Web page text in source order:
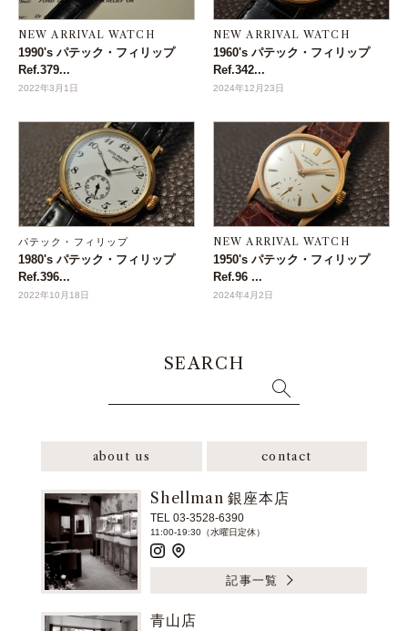
NEW ARRIVAL WATCH
1990's パテック・フィリップ
Ref.379...
2022年3月1日
NEW ARRIVAL WATCH
1960's パテック・フィリップ
Ref.342...
2024年12月23日
パテック・フィリップ
1980's パテック・フィリップ
Ref.396...
2022年10月18日
NEW ARRIVAL WATCH
1950's パテック・フィリップ
Ref.96 ...
2024年4月2日
SEARCH
about us contact
Shellman 銀座本店
TEL 03-3528-6390
11:00-19:30（水曜日定休）
記事一覧
青山店